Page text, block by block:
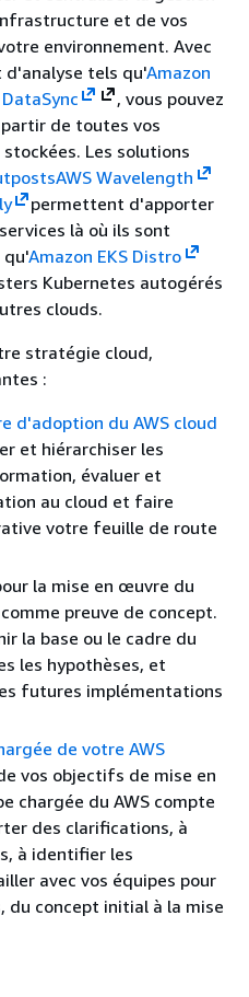
et de vos
environnement. Avec
d'analyse tels qu'Amazon
DataSync
, vous pouvez
de toutes vos
Les solutions
AWS Wavelength
permettent d'apporter
là où ils sont
qu'Amazon EKS Distro
Kubernetes autogérés
clouds.
stratégie cloud,
:
d'adoption du AWS cloud
et hiérarchiser les
évaluer et
au cloud et faire
votre feuille de route
la mise en œuvre du
preuve de concept.
la base ou le cadre du
les hypothèses, et
futures implémentations
de votre AWS
vos objectifs de mise en
chargée du AWS compte
des clarifications, à
à identifier les
avec vos équipes pour
du concept initial à la mise